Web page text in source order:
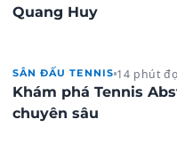
Quang Huy
SÂN ĐẤU TENNIS 14 phút
Khám phá Tennis
chuyên sâu